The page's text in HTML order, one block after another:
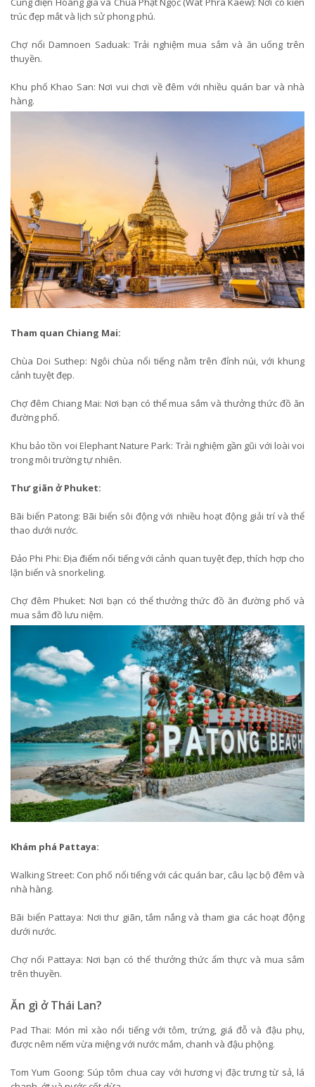
trúc đẹp mắt và lịch sử phong phú.
Chợ nổi Damnoen Saduak: Trải nghiệm mua sắm và ăn uống trên
thuyền.
Khu phố Khao San: Nơi vui chơi về đêm với nhiều quán bar và nhà
hàng.
Tham quan Chiang Mai:
Chùa Doi Suthep: Ngôi chùa nổi tiếng nằm trên đỉnh núi, với khung
cảnh tuyệt đẹp.
Chợ đêm Chiang Mai: Nơi bạn có thể mua sắm và thưởng thức đồ ăn
đường phố.
Khu bảo tồn voi Elephant Nature Park: Trải nghiệm gần gũi với loài voi
trong môi trường tự nhiên.
Thư giãn ở Phuket:
Bãi biển Patong: Bãi biển sôi động với nhiều hoạt động giải trí và thể
thao dưới nước.
Đảo Phi Phi: Địa điểm nổi tiếng với cảnh quan tuyệt đẹp, thích hợp cho
lặn biển và snorkeling.
Chợ đêm Phuket: Nơi bạn có thể thưởng thức đồ ăn đường phố và
mua sắm đồ lưu niệm.
Khám phá Pattaya:
Walking Street: Con phố nổi tiếng với các quán bar, câu lạc bộ đêm và
nhà hàng.
Bãi biển Pattaya: Nơi thư giãn, tắm nắng và tham gia các hoạt động
dưới nước.
Chợ nổi Pattaya: Nơi bạn có thể thưởng thức ẩm thực và mua sắm
trên thuyền.
Ăn gì ở Thái Lan?
Pad Thai: Món mì xào nổi tiếng với tôm, trứng, giá đỗ và đậu phụ,
được nêm nếm vừa miệng với nước mắm, chanh và đậu phộng.
Tom Yum Goong: Súp tôm chua cay với hương vị đặc trưng từ sả, lá